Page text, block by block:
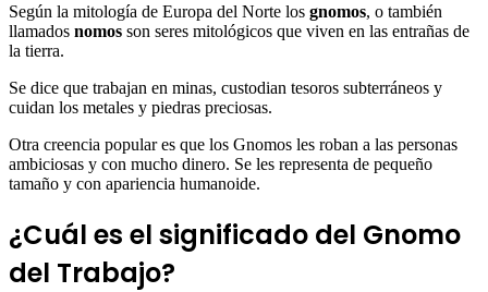
Según la mitología de Europa del Norte los gnomos, o también
llamados nomos ​ son seres mitológicos que viven en las entrañas de
la tierra.
Se dice que trabajan en minas, custodian tesoros subterráneos y
cuidan los metales y piedras preciosas.
Otra creencia popular es que los Gnomos les roban a las personas
ambiciosas y con mucho dinero. Se les representa de pequeño
tamaño y con apariencia humanoide.
¿Cuál es el significado del Gnomo
del Trabajo?